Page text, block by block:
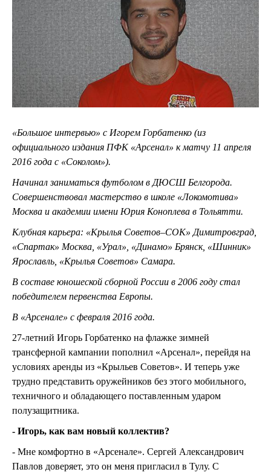
«Большое интервью» с Игорем Горбатенко (из
официального издания ПФК «Арсенал» к матчу 11 апреля
2016 года с «Соколом»).
Начинал заниматься футболом в ДЮСШ Белгорода.
Совершенствовал мастерство в школе «Локомотива»
Москва и академии имени Юрия Коноплева в Тольятти.
Клубная карьера: «Крылья Советов–СОК» Димитровград,
«Спартак» Москва, «Урал», «Динамо» Брянск, «Шинник»
Ярославль, «Крылья Советов» Самара.
В составе юношеской сборной России в 2006 году стал
победителем первенства Европы.
В «Арсенале» с февраля 2016 года.
27-летний Игорь Горбатенко на флажке зимней
трансферной кампании пополнил «Арсенал», перейдя на
условиях аренды из «Крыльев Советов». И теперь уже
трудно представить оружейников без этого мобильного,
техничного и обладающего поставленным ударом
полузащитника.
- Игорь, как вам новый коллектив?
- Мне комфортно в «Арсенале». Сергей Александрович
Павлов доверяет, это он меня пригласил в Тулу. С